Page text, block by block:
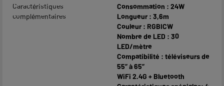
Caractéristiques
complémentaires
Consommation : 24W
Longueur : 3,6m
Couleur : RGBICW
Nombre de LED : 30
LED/mètre
Compatibilité : téléviseurs de
55” à 65”
WiFi 2.4G + Bluetooth